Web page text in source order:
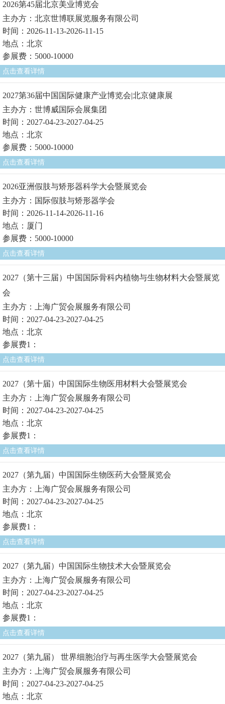
2026第45届北京美业博览会
主办方：北京世博联展览服务有限公司
时间：2026-11-13-2026-11-15
地点：北京
参展费：5000-10000
点击查看详情
2027第36届中国国际健康产业博览会|北京健康展
主办方：世博威国际会展集团
时间：2027-04-23-2027-04-25
地点：北京
参展费：5000-10000
点击查看详情
2026亚洲假肢与矫形器科学大会暨展览会
主办方：国际假肢与矫形器学会
时间：2026-11-14-2026-11-16
地点：厦门
参展费：5000-10000
点击查看详情
2027（第十三届）中国国际骨科内植物与生物材料大会暨展览
会
主办方：上海广贸会展服务有限公司
时间：2027-04-23-2027-04-25
地点：北京
参展费1：
点击查看详情
2027（第十届）中国国际生物医用材料大会暨展览会
主办方：上海广贸会展服务有限公司
时间：2027-04-23-2027-04-25
地点：北京
参展费1：
点击查看详情
2027（第九届）中国国际生物医药大会暨展览会
主办方：上海广贸会展服务有限公司
时间：2027-04-23-2027-04-25
地点：北京
参展费1：
点击查看详情
2027（第九届）中国国际生物技术大会暨展览会
主办方：上海广贸会展服务有限公司
时间：2027-04-23-2027-04-25
地点：北京
参展费1：
点击查看详情
2027（第九届） 世界细胞治疗与再生医学大会暨展览会
主办方：上海广贸会展服务有限公司
时间：2027-04-23-2027-04-25
地点：北京